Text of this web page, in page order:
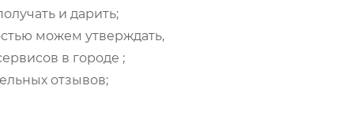
и дарить;
можем утверждать,
в городе ;
отзывов;